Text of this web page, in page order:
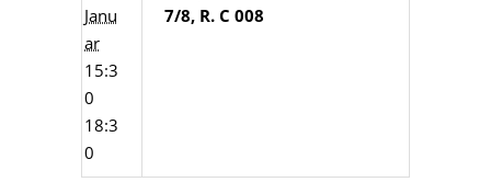
Janu
ar
15:3
0
18:3
0
7/8, R. C 008